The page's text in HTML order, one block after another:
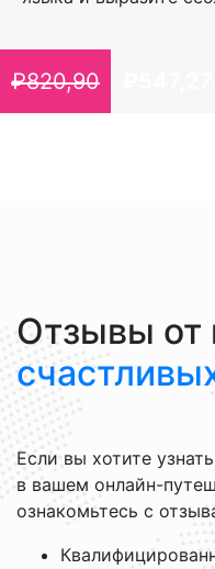
₽820,90
Отзывы от
Если вы хотите
в вашем онлайн-
ознакомьтесь с